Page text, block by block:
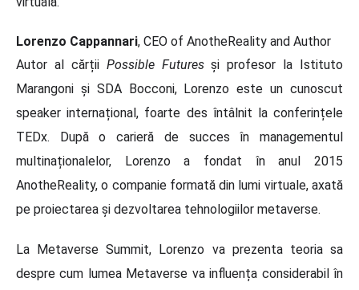
Lorenzo Cappannari, CEO of AnotheReality and Author
Autor al cărții Possible Futuresși profesor la Istituto
Marangoni și SDA Bocconi, Lorenzo este un cunoscut
speaker internațional, foarte des întâlnit la conferințele
TEDx. După o carieră de succes în managementul
multinaționalelor, Lorenzo a fondat în anul 2015
AnotheReality, o companie formată din lumi virtuale, axată
pe proiectarea și dezvoltarea tehnologiilor metaverse.
La Metaverse Summit, Lorenzo va prezenta teoria sa
despre cum lumea Metaverse va influența considerabil în